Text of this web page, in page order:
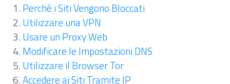
Perché i Siti Vengono Bloccati
Utilizzare una VPN
Usare un Proxy Web
Modificare le Impostazioni DNS
Utilizzare il Browser Tor
Accedere ai Siti Tramite IP